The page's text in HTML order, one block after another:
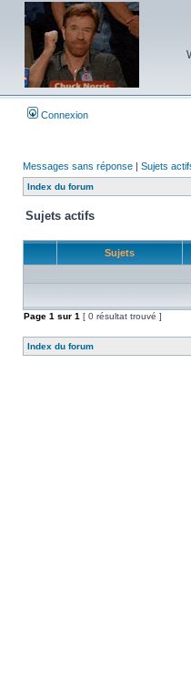
Connexion
Messages sans réponse | Sujets
Index du forum
Sujets actifs
Sujets
Page 1 sur 1 [ 0 résultat trouvé ]
Index du forum